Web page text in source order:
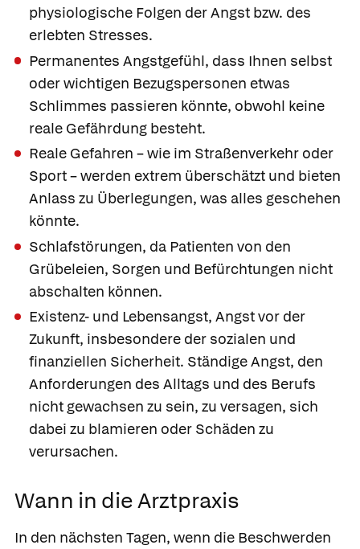
physiologische Folgen der Angst bzw. des
erlebten Stresses.
Permanentes Angstgefühl, dass Ihnen selbst
oder wichtigen Bezugspersonen etwas
Schlimmes passieren könnte, obwohl keine
reale Gefährdung besteht.
Reale Gefahren – wie im Straßenverkehr oder
Sport – werden extrem überschätzt und bieten
Anlass zu Überlegungen, was alles geschehen
könnte.
Schlafstörungen, da Patienten von den
Grübeleien, Sorgen und Befürchtungen nicht
abschalten können.
Existenz- und Lebensangst, Angst vor der
Zukunft, insbesondere der sozialen und
finanziellen Sicherheit. Ständige Angst, den
Anforderungen des Alltags und des Berufs
nicht gewachsen zu sein, zu versagen, sich
dabei zu blamieren oder Schäden zu
verursachen.
Wann in die Arztpraxis
In den nächsten Tagen, wenn die Beschwerden